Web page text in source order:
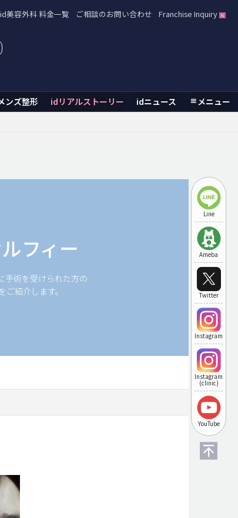
id美容外科 料金一覧 ご相談のお問い合わせ Franchise Inquiry
ンズ整形 idリアルストーリー idニュース メニュー
Line
Ameba
Twitter
Instagram
Instagram
(clinic)
YouTube
フィー
手術を受けられた方の
ご紹介します。